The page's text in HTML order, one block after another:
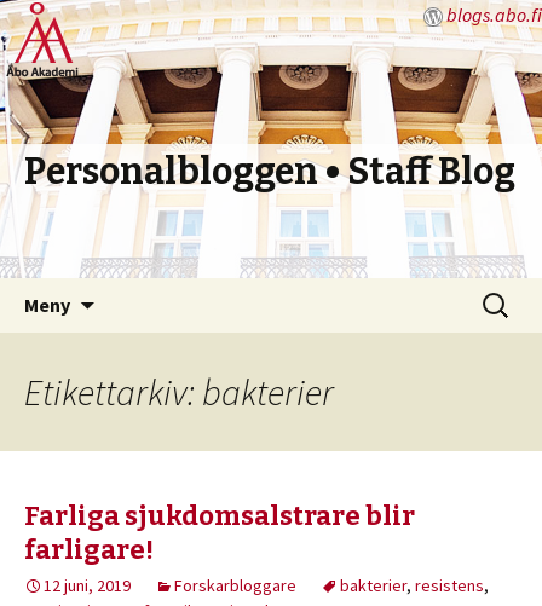
blogs.abo.fi
Personalbloggen • Staff Blog
Meny
Sök
efter:
Etikettarkiv: bakterier
Farliga sjukdomsalstrare blir
farligare!
12 juni, 2019 Forskarbloggare bakterier, resistens,